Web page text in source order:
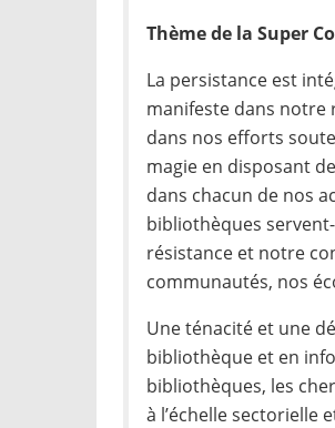
Thème de la Super
La persistance est
manifeste dans notre
dans nos efforts
magie en disposant
dans chacun de nos
bibliothèques
résistance et notre
communautés, nos
Une ténacité et une
bibliothèque et en
bibliothèques, les
à l’échelle